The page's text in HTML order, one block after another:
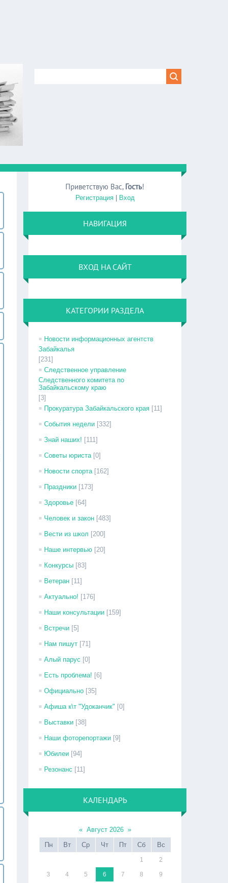
Приветствую Вас, Гость!
Регистрация| Вход
НАВИГАЦИЯ
ВХОД НА САЙТ
КАТЕГОРИИ РАЗДЕЛА
Новости информационных агентств
Забайкалья
[231]
Следственное управление
Следственного комитета по
Забайкальскому краю
[3]
Прокуратура Забайкальского края [11]
События недели [332]
Знай наших! [111]
Советы юриста [0]
Новости спорта [162]
Праздники [173]
Здоровье [64]
Человек и закон [483]
Вести из школ [200]
Наше интервью [20]
Конкурсы [83]
Ветеран [11]
Актуально! [176]
Наши консультации [159]
Встречи [5]
Нам пишут [71]
Алый парус [0]
Есть проблема! [6]
Официально [35]
Афиша к\т "Удоканчик" [0]
Выставки [38]
Наши фоторепортажи [9]
Юбилеи [94]
Резонанс [11]
КАЛЕНДАРЬ
« Август 2026 »
Пн
Вт Ср Чт Пт Сб Вс
1 2
3 4 5 6 7 8 9